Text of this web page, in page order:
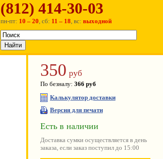
(812) 414-30-03
пн-пт: 10 – 20, сб: 11 – 18, вс: выходной
350 руб
По безналу: 366 руб
Калькулятор доставки
Версия для печати
Есть в наличии
Доставка сумки осуществляется в день
заказа, если заказ поступил до 15:00